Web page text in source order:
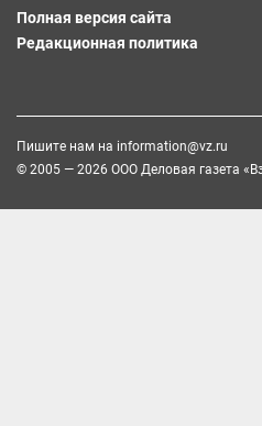
Полная версия сайта
Редакционная политика
Пишите нам на information@vz.ru
© 2005 — 2026 ООО Деловая газета